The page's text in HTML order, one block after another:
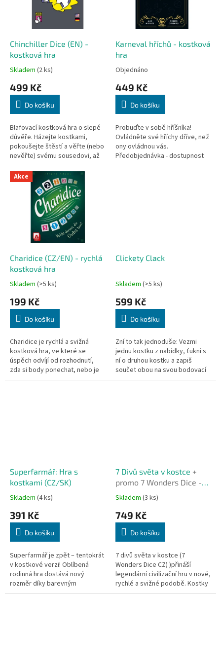
Chinchiller Dice (EN) -
kostková hra
Skladem (2 ks)
499 Kč
Do košíku
Blafovací kostková hra o slepé
důvěře. Házejte kostkami,
pokoušejte štěstí a věřte (nebo
nevěřte) svému sousedovi, až
vám dojde zrak.
Karneval hříchů - kostková
hra
Objednáno
449 Kč
Do košíku
Probuďte v sobě hříšníka!
Ovládněte své hříchy dříve, než
ony ovládnou vás.
Předobjednávka - dostupnost
10/2026! Karneval hříchů je
Akce
Charidice (CZ/EN) - rychlá
kostková hra
Skladem (>5 ks)
199 Kč
Do košíku
Charidice je rychlá a svižná
kostková hra, ve které se
úspěch odvíjí od rozhodnutí,
zda si body ponechat, nebo je
velkoryse darovat.
Clickety Clack
Skladem (>5 ks)
599 Kč
Do košíku
Zní to tak jednoduše: Vezmi
jednu kostku z nabídky, ťukni s
ní o druhou kostku a zapiš
součet obou na svou bodovací
tabulku. Ale vybírej s
Superfarmář: Hra s
kostkami (CZ/SK)
Skladem (4 ks)
391 Kč
Do košíku
Superfarmář je zpět – tentokrát
v kostkové verzi! Oblíbená
rodinná hra dostává nový
rozměr díky barevným
dřevěným kostkám a vtipným
7 Divů světa v kostce +
promo 7 Wonders Dice -
Diceopolis
Skladem (3 ks)
749 Kč
Do košíku
7 divů světa v kostce (7
Wonders Dice CZ) )přináší
legendární civilizační hru v nové,
rychlé a svižné podobě. Kostky
a mazatelné desky vám umožní